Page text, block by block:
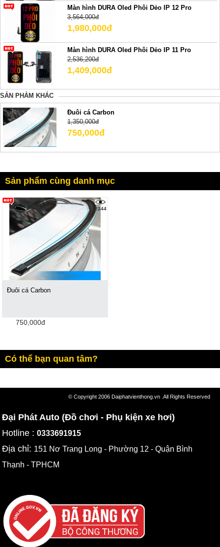
Màn hình DURA Oled Phôi Dẻo IP 12 Pro
3,564,000đ
1,980,000đ
Màn hình DURA Oled Phôi Dẻo IP 11 Pro
2,536,200đ
1,409,000đ
SẢN PHẢM KHÁC
Đuôi cá Carbon
1,350,000đ
750,000đ
Sản phẩm cùng danh mục
2244
Đuôi cá Carbon
750,000đ
Có thể bạn quan tâm?
© Copyright 2006 Daiphatvienthong.vn .All Rights Reserved
Đại Phát Auto (Đồ chơi - Phụ kiện xe hơi)
Hotline :0333691915
Địa chỉ: 151 Nơ Trang Long - Phường 12 - Quận Bình
Thạnh - TPHCM